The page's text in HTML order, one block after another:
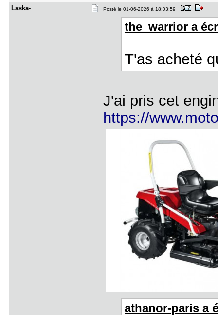
Laska- Posté le 01-06-2026 à 18:03:59
the_warrior a
T'as acheté
J'ai pris cet
https://
athanor-paris a